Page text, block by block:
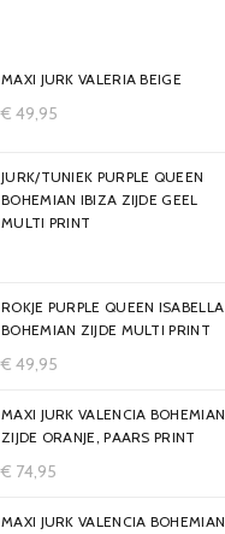
MAXI JURK VALERIA BEIGE
€ 49,95
JURK/TUNIEK PURPLE QUEEN
BOHEMIAN IBIZA ZIJDE GEEL
MULTI PRINT
ROKJE PURPLE QUEEN ISABELLA
BOHEMIAN ZIJDE MULTI PRINT
€ 49,95
MAXI JURK VALENCIA BOHEMIAN
ZIJDE ORANJE, PAARS PRINT
€ 74,95
MAXI JURK VALENCIA BOHEMIAN